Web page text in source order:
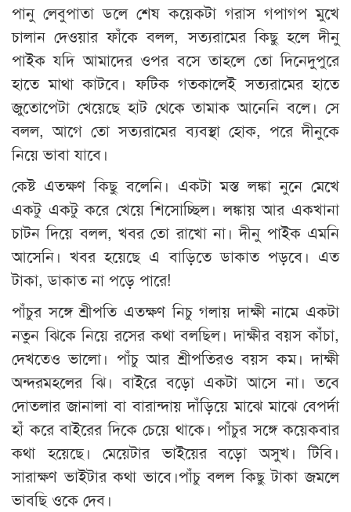
পানু লেবুপাতা ডলে শেষ কয়েকটা গরাস গপাগপ মুখে
চালান দেওয়ার ফাঁকে বলল, সত্যরামের কিছু হলে দীনু
পাইক যদি আমাদের ওপর বসে তাহলে তো দিনেদুপুরে
হাতে মাথা কাটবে। ফটিক গতকালেই সত্যরামের হাতে
জুতোপেটা খেয়েছে হাট থেকে তামাক আনেনি বলে। সে
বলল, আগে তো সত্যরামের ব্যবস্থা হোক, পরে দীনুকে
নিয়ে ভাবা যাবে।
কেষ্ট এতক্ষণ কিছু বলেনি। একটা মস্ত লঙ্কা নুনে মেখে
একটু একটু করে খেয়ে শিসোচ্ছিল। লঙ্কায় আর একখানা
চাটন দিয়ে বলল, খবর তো রাখো না। দীনু পাইক এমনি
আসেনি। খবর হয়েছে এ বাড়িতে ডাকাত পড়বে। এত
টাকা, ডাকাত না পড়ে পারে!
পাঁচুর সঙ্গে শ্রীপতি এতক্ষণ নিচু গলায় দাক্ষী নামে একটা
নতুন ঝিকে নিয়ে রসের কথা বলছিল। দাক্ষীর বয়স কাঁচা,
দেখতেও ভালো। পাঁচু আর শ্রীপতিরও বয়স কম। দাক্ষী
অন্দরমহলের ঝি। বাইরে বড়ো একটা আসে না। তবে
দোতলার জানালা বা বারান্দায় দাঁড়িয়ে মাঝে মাঝে বেপর্দা
হাঁ করে বাইরের দিকে চেয়ে থাকে। পাঁচুর সঙ্গে কয়েকবার
কথা হয়েছে। মেয়েটার ভাইয়ের বড়ো অসুখ। টিবি।
সারাক্ষণ ভাইটার কথা ভাবে।পাঁচু বলল কিছু টাকা জমলে
ভাবছি ওকে দেব।